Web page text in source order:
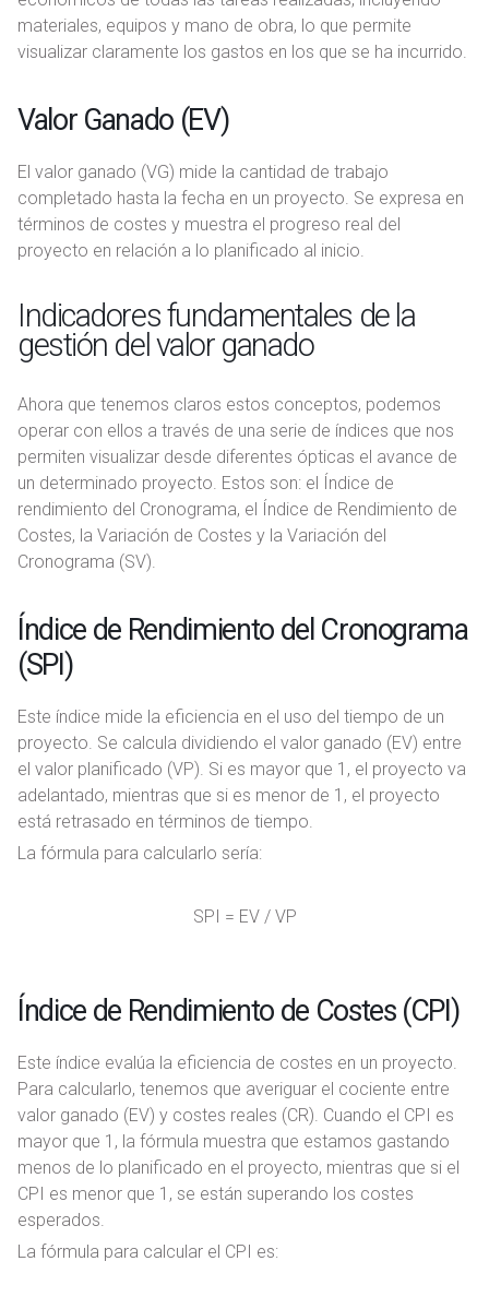
materiales, equipos y mano de obra, lo que permite
visualizar claramente los gastos en los que se ha incurrido.
Valor Ganado (EV)
El valor ganado (VG) mide la cantidad de trabajo
completado hasta la fecha en un proyecto. Se expresa en
términos de costes y muestra el progreso real del
proyecto en relación a lo planificado al inicio.
Indicadores fundamentales de la
gestión del valor ganado
Ahora que tenemos claros estos conceptos, podemos
operar con ellos a través de una serie de índices que nos
permiten visualizar desde diferentes ópticas el avance de
un determinado proyecto. Estos son: el Índice de
rendimiento del Cronograma, el Índice de Rendimiento de
Costes, la Variación de Costes y la Variación del
Cronograma (SV).
Índice de Rendimiento del Cronograma
(SPI)
Este índice mide la eficiencia en el uso del tiempo de un
proyecto. Se calcula dividiendo el valor ganado (EV) entre
el valor planificado (VP). Si es mayor que 1, el proyecto va
adelantado, mientras que si es menor de 1, el proyecto
está retrasado en términos de tiempo.
La fórmula para calcularlo sería:
SPI = EV / VP
Índice de Rendimiento de Costes (CPI)
Este índice evalúa la eficiencia de costes en un proyecto.
Para calcularlo, tenemos que averiguar el cociente entre
valor ganado (EV) y costes reales (CR). Cuando el CPI es
mayor que 1, la fórmula muestra que estamos gastando
menos de lo planificado en el proyecto, mientras que si el
CPI es menor que 1, se están superando los costes
esperados.
La fórmula para calcular el CPI es: